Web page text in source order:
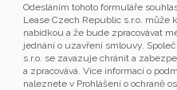
Odesláním tohoto formuláře
Lease Czech Republic s.r.o. může
nabídkou a že bude zpracovávat
jednání o uzavření smlouvy.
s.r.o. se zavazuje chránit a
a zpracovává. Více informací o
naleznete v Prohlášení o ochraně